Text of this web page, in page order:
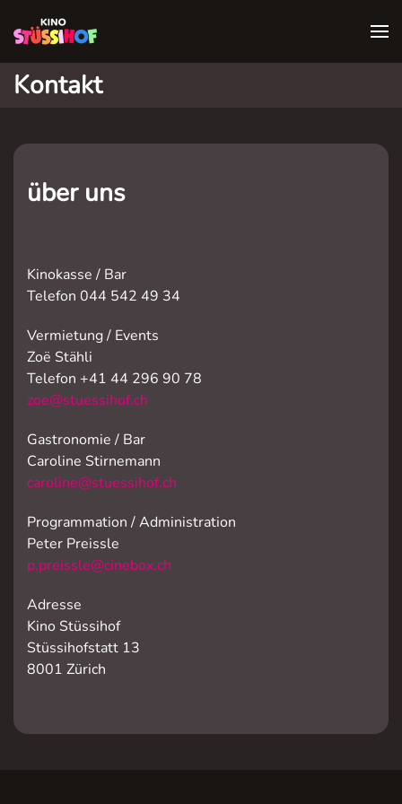
Kontakt
über uns
Kinokasse / Bar
Telefon 044 542 49 34
Vermietung / Events
Zoë Stähli
Telefon +41 44 296 90 78
zoe@stuessihof.ch
Gastronomie / Bar
Caroline Stirnemann
caroline@stuessihof.ch
Programmation / Administration
Peter Preissle
p.preissle@cinebox.ch
Adresse
Kino Stüssihof
Stüssihofstatt 13
8001 Zürich